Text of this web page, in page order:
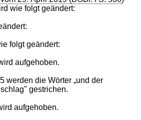
wie folgt geändert:
folgt geändert:
aufgehoben.
werden die Wörter „und der
gestrichen.
aufgehoben.